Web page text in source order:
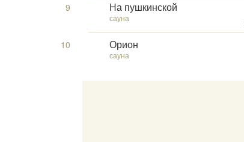
9
На пушкинской
сауна
10
Орион
сауна